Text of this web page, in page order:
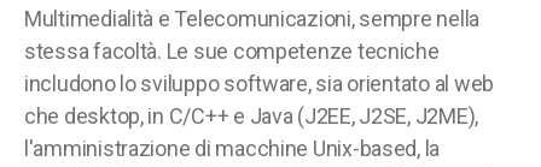
Multimedialità e Telecomunicazioni, sempre nella
stessa facoltà. Le sue competenze tecniche
includono lo sviluppo software, sia orientato al web
che desktop, in C/C++ e Java (J2EE, J2SE, J2ME),
l'amministrazione di macchine Unix-based, la